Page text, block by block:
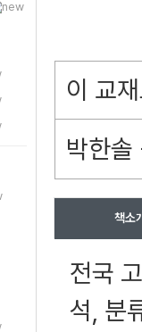
이 교
박한
책소
전국
석, 분